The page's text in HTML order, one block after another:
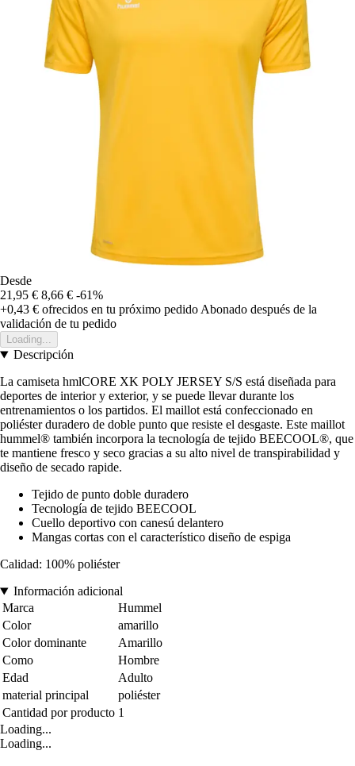
Desde
21,95 € 8,66 € -61%
+0,43 € ofrecidos en tu próximo pedido Abonado después de la
validación de tu pedido
Loading...
Descripción
La camiseta hmlCORE XK POLY JERSEY S/S está diseñada para
deportes de interior y exterior, y se puede llevar durante los
entrenamientos o los partidos. El maillot está confeccionado en
poliéster duradero de doble punto que resiste el desgaste. Este maillot
hummel® también incorpora la tecnología de tejido BEECOOL®, que
te mantiene fresco y seco gracias a su alto nivel de transpirabilidad y
diseño de secado rapide.
Tejido de punto doble duradero
Tecnología de tejido BEECOOL
Cuello deportivo con canesú delantero
Mangas cortas con el característico diseño de espiga
Calidad: 100% poliéster
Información adicional
Marca
Hummel
Color
amarillo
Color dominante
Amarillo
Como
Hombre
Edad
Adulto
material principal
poliéster
Cantidad por producto 1
Loading...
Loading...